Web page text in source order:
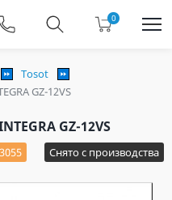
0
Tosot
GZ-12VS
GZ-12VS
Снято с производства